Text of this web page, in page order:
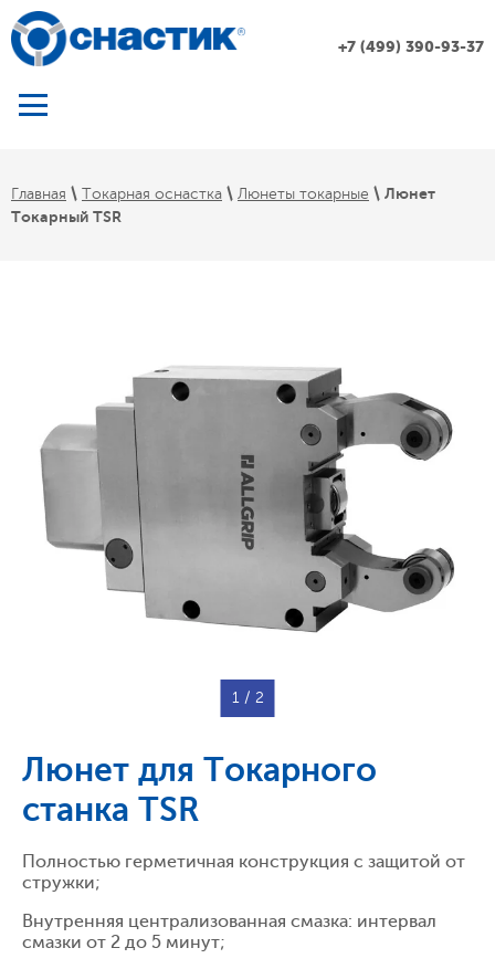
+7 (499) 390-93-37
Главная \ Токарная оснастка \ Люнеты токарные \ Люнет
Токарный TSR
1/ 2
Люнет для Токарного
станка TSR
Полностью герметичная конструкция с защитой от
стружки;
Внутренняя централизованная смазка: интервал
смазки от 2 до 5 минут;